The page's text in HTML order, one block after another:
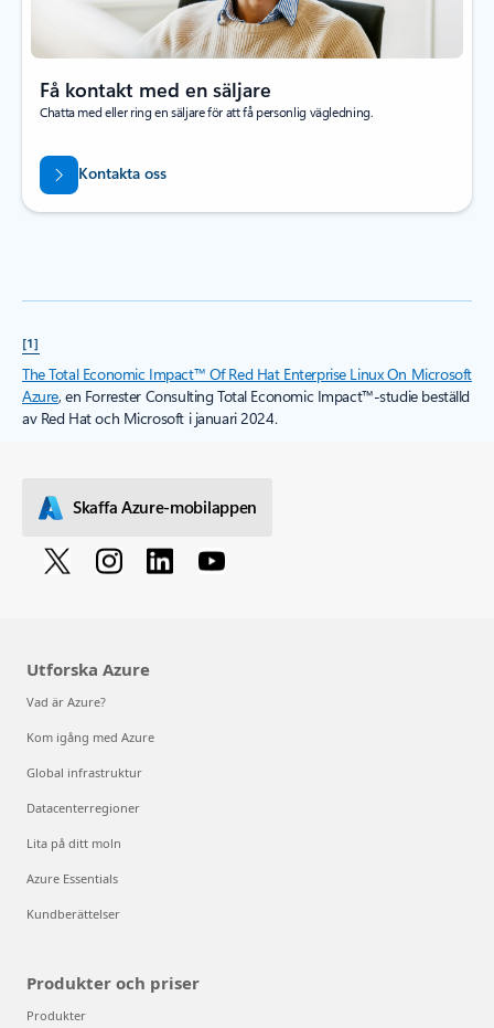
Få kontakt med en säljare
Chatta med eller ring en säljare för att få personlig vägledning.
Kontakta oss
[1]
The Total Economic Impact™ Of Red Hat Enterprise Linux On Microsoft
Azure, en Forrester Consulting Total Economic Impact™-studie beställd
av Red Hat och Microsoft i januari 2024.
Skaffa Azure-mobilappen
Utforska Azure
Vad är Azure?
Kom igång med Azure
Global infrastruktur
Datacenterregioner
Lita på ditt moln
Azure Essentials
Kundberättelser
Produkter och priser
Produkter